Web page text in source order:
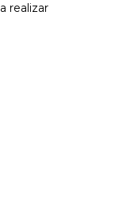
realizar